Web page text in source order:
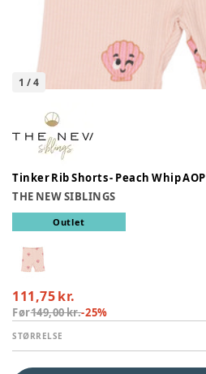
1 /4
Tinker Rib Shorts - Peach Whip AOP
THE NEW SIBLINGS
Outlet
111,75 kr.
Før149,00 kr.-25%
STØRRELSE